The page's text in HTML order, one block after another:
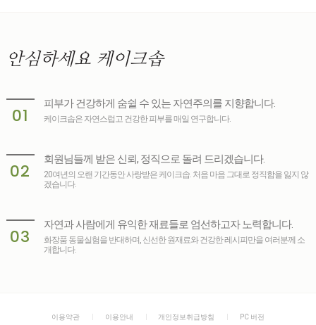
안심하세요 케이크솝
01
피부가 건강하게 숨쉴 수 있는 자연주의를 지향합니다.
케이크솝은 자연스럽고 건강한 피부를 매일 연구합니다.
02
회원님들께 받은 신뢰, 정직으로 돌려 드리겠습니다.
20여년의 오랜 기간동안 사랑받은 케이크솝. 처음 마음 그대로 정직함을 잃지 않
겠습니다.
03
자연과 사람에게 유익한 재료들로 엄선하고자 노력합니다.
화장품 동물실험을 반대하며, 신선한 원재료와 건강한 레시피만을 여러분께 소
개합니다.
이용약관 이용안내 개인정보취급방침 PC 버전